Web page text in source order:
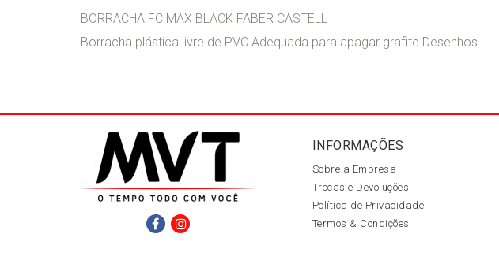
BORRACHA FC MAX BLACK FABER CASTELL
Borracha plástica livre de PVC Adequada para apagar grafite Desenhos.
INFORMAÇÕES
Sobre a Empresa
Trocas e Devoluções
Política de Privacidade
Termos & Condições